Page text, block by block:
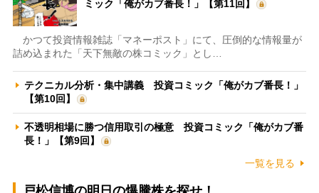
ミック「俺がカブ番長！」【第11回】
かつて投資情報雑誌「マネーポスト」にて、圧倒的な情報量が
詰め込まれた「天下無敵の株コミック」とし…
テクニカル分析・集中講義 投資コミック「俺がカブ番長！」
【第10回】
不透明相場に勝つ信用取引の極意 投資コミック「俺がカブ番
長！」【第9回】
一覧を見る